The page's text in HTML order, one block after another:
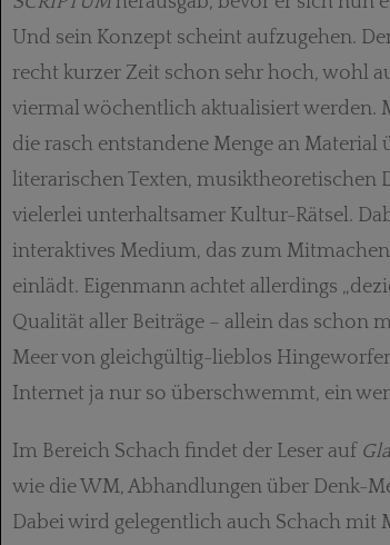
Und sein Konzept scheint aufzugehen.
recht kurzer Zeit schon sehr hoch, wohl
viermal wöchentlich aktualisiert werden.
die rasch entstandene Menge an Material
literarischen Texten, musiktheoretischen
vielerlei unterhaltsamer Kultur-Rätsel.
interaktives Medium, das zum
einlädt. Eigenmann achtet allerdings
Qualität aller Beiträge – allein das schon
Meer von gleichgültig-lieblos
Internet ja nur so überschwemmt, ein
Im Bereich Schach findet der Leser auf
wie die WM, Abhandlungen über Denk-
Dabei wird gelegentlich auch Schach mit